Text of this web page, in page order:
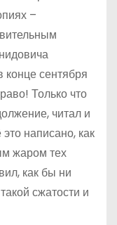
–
сентября
Только что
читал и
написано, как
жаром тех
как бы ни
сжатости и